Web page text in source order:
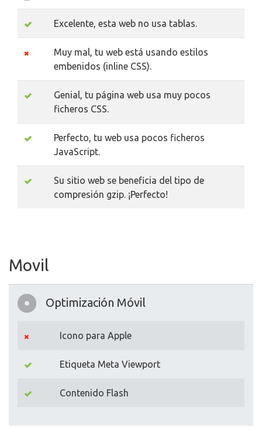
Excelente, esta web no usa tablas.
Muy mal, tu web está usando estilos
embenidos (inline CSS).
Genial, tu página web usa muy pocos
ficheros CSS.
Perfecto, tu web usa pocos ficheros
JavaScript.
Su sitio web se beneficia del tipo de
compresión gzip. ¡Perfecto!
Movil
Optimización Móvil
Icono para Apple
Etiqueta Meta Viewport
Contenido Flash